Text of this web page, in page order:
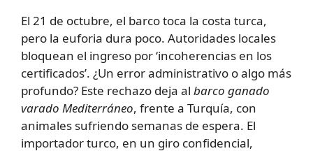
El 21 de octubre, el barco toca la costa turca,
pero la euforia dura poco. Autoridades locales
bloquean el ingreso por ‘incoherencias en los
certificados’. ¿Un error administrativo o algo más
profundo? Este rechazo deja al barco ganado
varado Mediterráneo, frente a Turquía, con
animales sufriendo semanas de espera. El
importador turco, en un giro confidencial,